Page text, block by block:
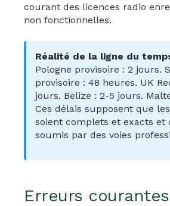
courant des licences radio
non fonctionnelles.
Réalité de la ligne du
Pologne provisoire : 2 jours.
provisoire : 48 heures. UK
jours. Belize : 2-5 jours.
Ces délais supposent que
soient complets et exacts et
soumis par des voies
Erreurs